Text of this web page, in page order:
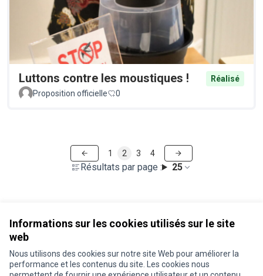
Informations sur les cookies utilisés sur le site
web
Nous utilisons des cookies sur notre site Web pour améliorer la
performance et les contenus du site. Les cookies nous
Luttons contre les moustiques !
Réalisé
Proposition officielle
0
Résultats par page : 25
1 2 3 4
Conditions d'utilisation
Paramètres des cookies